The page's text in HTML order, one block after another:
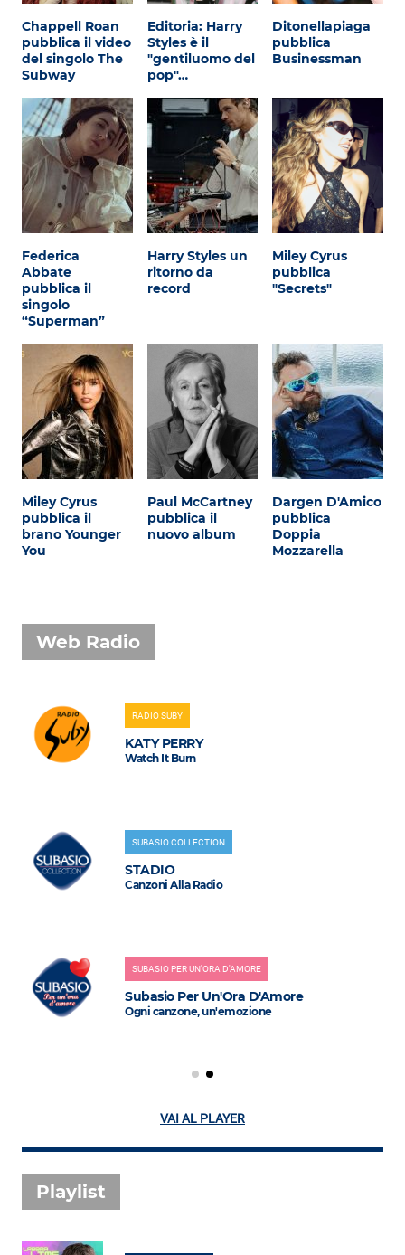
Chappell Roan
pubblica il video
del singolo The
Subway
Editoria: Harry
Styles è il
"gentiluomo del
pop"…
Ditonellapiaga
pubblica
Businessman
Federica
Abbate
pubblica il
singolo
“Superman”
Harry Styles un
ritorno da
record
Miley Cyrus
pubblica
"Secrets"
Miley Cyrus
pubblica il
brano Younger
You
Paul McCartney
pubblica il
nuovo album
Dargen D'Amico
pubblica
Doppia
Mozzarella
Web Radio
RADIO SUBY
KATY PERRY
Watch It Burn
SUBASIO COLLECTION
STADIO
Canzoni Alla Radio
SUBASIO PER UN'ORA D'AMORE
Subasio Per Un'Ora D'Amore
Ogni canzone, un'emozione
VAI AL PLAYER
Playlist